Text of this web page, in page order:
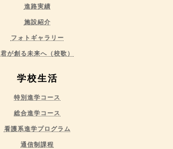
進路実績
施設紹介
フォトギャラリー
君が創る未来へ（校歌）
学校生活
特別進学コース
総合進学コース
看護系進学プログラム
通信制課程